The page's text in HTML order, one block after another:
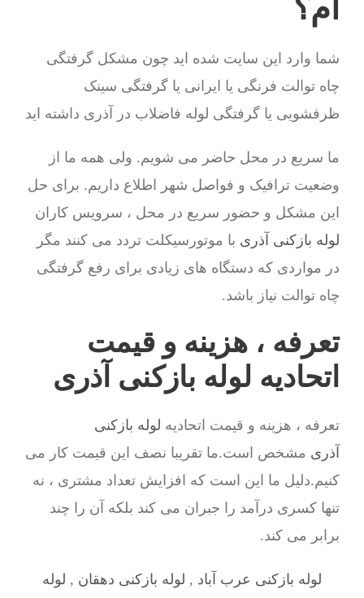
ام؟
شما وارد این سایت شده اید چون مشکل گرفتگی
چاه توالت فرنگی یا ایرانی یا گرفتگی سینک
ظرفشویی یا گرفتگی لوله فاضلاب در آذری داشته اید
ما سریع در محل حاضر می شویم. ولی همه ما از
وضعیت ترافیک و فواصل شهر اطلاع داریم. برای حل
این مشکل و حضور سریع در محل ، سرویس کاران
لوله بازکنی آذری با موتورسیکلت تردد می کنند مگر
در مواردی که دستگاه های زیادی برای رفع گرفتگی
چاه توالت نیاز باشد.
تعرفه ، هزینه و قیمت
اتحادیه لوله بازکنی آذری
تعرفه ، هزینه و قیمت اتحادیه لوله بازکنی
آذری مشخص است.ما تقریبا نصف این قیمت کار می
کنیم.دلیل ما این است که افزایش تعداد مشتری ، نه
تنها کسری درآمد را جبران می کند بلکه آن را چند
برابر می کند.
لوله بازکنی عرب‌ آباد , لوله بازکنی دهقان , لوله